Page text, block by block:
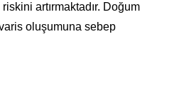
artırmaktadır. Doğum
oluşumuna sebep